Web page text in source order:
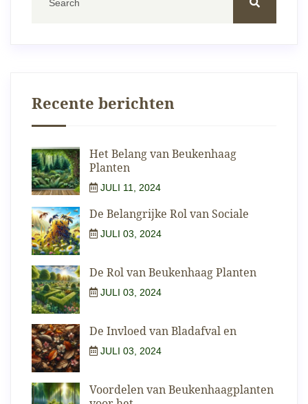
Recente berichten
Het Belang van Beukenhaag
Planten
JULI 11, 2024
De Belangrijke Rol van Sociale
JULI 03, 2024
De Rol van Beukenhaag Planten
JULI 03, 2024
De Invloed van Bladafval en
JULI 03, 2024
Voordelen van Beukenhaagplanten